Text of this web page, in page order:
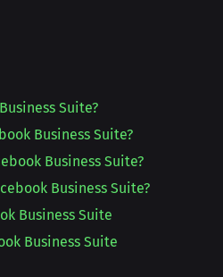
Suite?
Business Suite?
Business Suite?
Business Suite?
Business Suite
Business Suite